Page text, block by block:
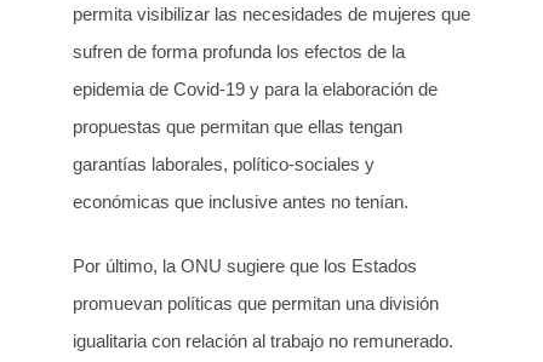
permita visibilizar las necesidades de mujeres que
sufren de forma profunda los efectos de la
epidemia de Covid-19 y para la elaboración de
propuestas que permitan que ellas tengan
garantías laborales, político-sociales y
económicas que inclusive antes no tenían.
Por último, la ONU sugiere que los Estados
promuevan políticas que permitan una división
igualitaria con relación al trabajo no remunerado.